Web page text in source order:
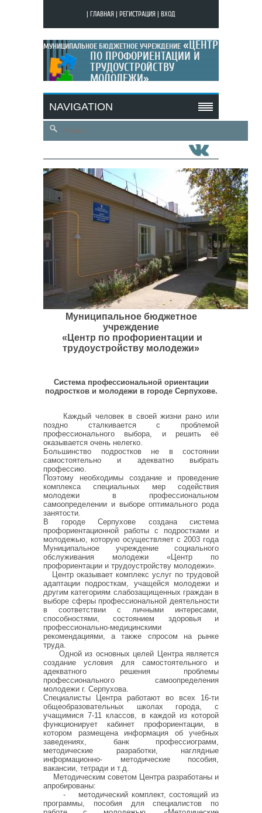
ГЛАВНАЯ РЕГИСТРАЦИЯ ВХОД
МУНИЦИПАЛЬНОЕ БЮДЖЕТНОЕ УЧРЕЖДЕНИЕ «ЦЕНТР
ПО ПРОФОРИЕНТАЦИИ И
ТРУДОУСТРОЙСТВУ
МОЛОДЕЖИ»
NAVIGATION
Муниципальное бюджетное
учреждение
«Центр по профориентации и
трудоустройству молодежи»
Система профессиональной ориентации
подростков и молодежи в городе Серпухове.
Каждый человек в своей жизни рано или
поздно сталкивается с проблемой
профессионального выбора, и решить её
оказывается очень нелегко.
Большинство подростков не в состоянии
самостоятельно и адекватно выбрать
профессию.
Поэтому необходимы создание и проведение
комплекса специальных мер содействия
молодежи в профессиональном
самоопределении и выборе оптимального рода
занятости.
В городе Серпухове создана система
профориентационной работы с подростками и
молодежью, которую осуществляет с 2003 года
Муниципальное учреждение социального
обслуживания молодежи «Центр по
профориентации и трудоустройству молодежи».
Центр оказывает комплекс услуг по трудовой
адаптации подросткам, учащейся молодежи и
другим категориям слабозащищенных граждан в
выборе сферы профессиональной деятельности
в соответствии с личными интересами,
способностями, состоянием здоровья и
профессионально-медицинскими
рекомендациями, а также спросом на рынке
труда.
Одной из основных целей Центра является
создание условия для самостоятельного и
адекватного решения проблемы
профессионального самоопределения
молодежи г. Серпухова.
Специалисты Центра работают во всех 16-ти
общеобразовательных школах города, с
учащимися 7-11 классов, в каждой из которой
функционирует кабинет профориентации, в
котором размещена информация об учебных
заведениях, банк профессиограмм,
методические разработки, наглядные
информационно- методические пособия,
вакансии, тетради и т.д.
Методическим советом Центра разработаны и
апробированы:
- методический комплект, состоящий из
программы, пособия для специалистов по